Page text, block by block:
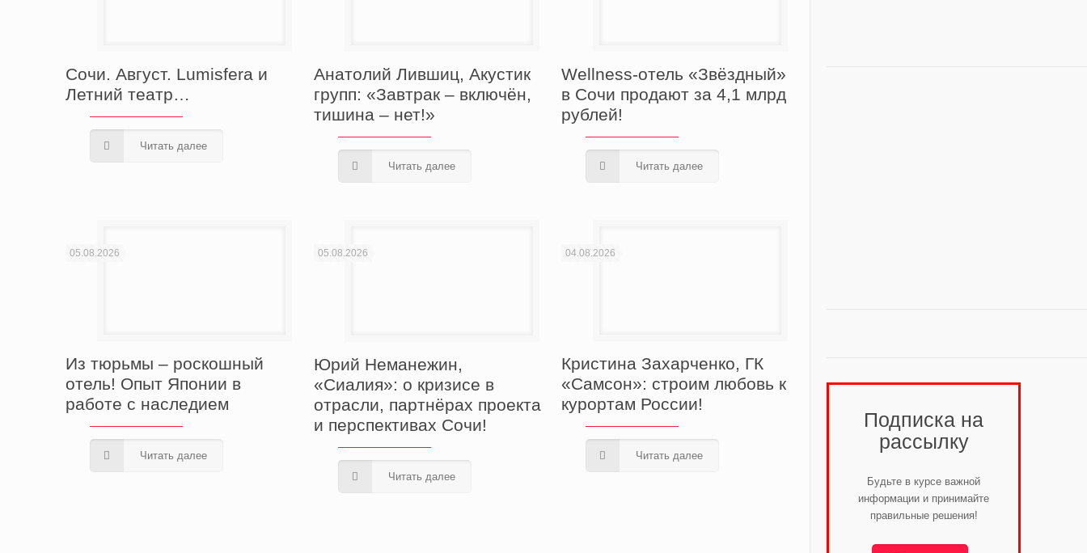
Сочи. Август. Lumisfera и
Летний театр…
Читать далее
Анатолий Лившиц, Акустик
групп: «Завтрак – включён,
тишина – нет!»
Читать далее
Wellness-отель «Звёздный»
в Сочи продают за 4,1 млрд
рублей!
Читать далее
05.08.2026
Из тюрьмы – роскошный
отель! Опыт Японии в
работе с наследием
Читать далее
05.08.2026
Юрий Неманежин,
«Сиалия»: о кризисе в
отрасли, партнёрах проекта
и перспективах Сочи!
Читать далее
04.08.2026
Кристина Захарченко, ГК
«Самсон»: строим любовь к
курортам России!
Читать далее
Подписка на
рассылку
Будьте в курсе важной
информации и принимайте
правильные решения!